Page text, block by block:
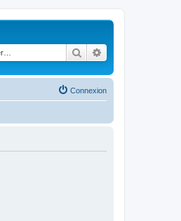
Rechercher
Connexion